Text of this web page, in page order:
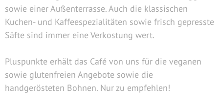
sowie einer Außenterrasse. Auch die klassischen
Kuchen- und Kaffeespezialitäten sowie frisch gepresste
Säfte sind immer eine Verkostung wert.
Pluspunkte erhält das Café von uns für die veganen
sowie glutenfreien Angebote sowie die
handgerösteten Bohnen. Nur zu empfehlen!